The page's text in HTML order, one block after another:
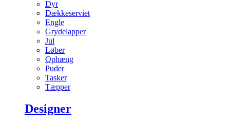
Dyr
Dækkeserviet
Engle
Grydelapper
Jul
Løber
Ophæng
Puder
Tasker
Tæpper
Designer